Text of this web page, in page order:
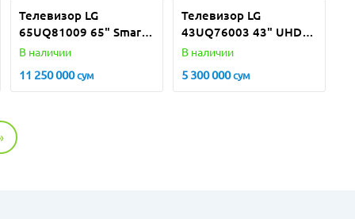
Телевизор LG
65UQ81009 65" Smart
TV 4K
В наличии
11 250 000сум
Телевизор LG
43UQ76003 43" UHD
Smart TV 4K
В наличии
5 300 000сум